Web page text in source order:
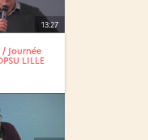
13:27
Journée
LILLE